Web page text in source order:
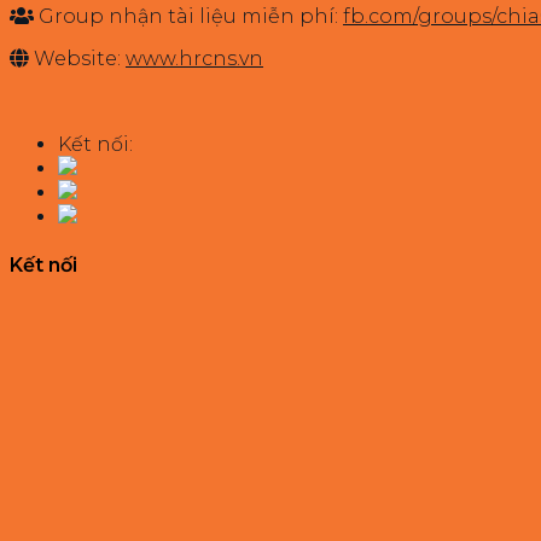
Group nhận tài liệu miễn phí: fb.com/groups/
Website: www.hrcns.vn
Kết nối:
Kết nối